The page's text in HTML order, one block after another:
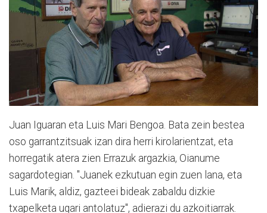
Juan Iguaran eta Luis Mari Bengoa. Bata zein bestea
oso garrantzitsuak izan dira herri kirolarientzat, eta
horregatik atera zien Errazuk argazkia, Oianume
sagardotegian. "Juanek ezkutuan egin zuen lana, eta
Luis Marik, aldiz, gazteei bideak zabaldu dizkie
txapelketa ugari antolatuz", adierazi du azkoitiarrak.